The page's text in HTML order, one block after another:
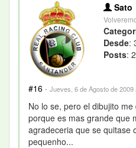
Sato
Desde:
Posts:
#16 · Jueves, 6 de Agosto de 2009
No lo se, pero el dibujito
porque es mas grande que
agradeceria que se quitase
pequenho...